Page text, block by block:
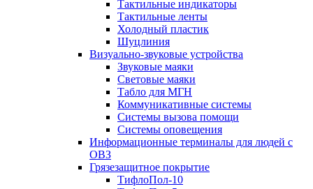
Тактильные индикаторы
Тактильные ленты
Холодный пластик
Шуцлиния
Визуально-звуковые устройства
Звуковые маяки
Световые маяки
Табло для МГН
Коммуникативные системы
Системы вызова помощи
Системы оповещения
Информационные терминалы для людей с
ОВЗ
Грязезащитное покрытие
ТифлоПол-10